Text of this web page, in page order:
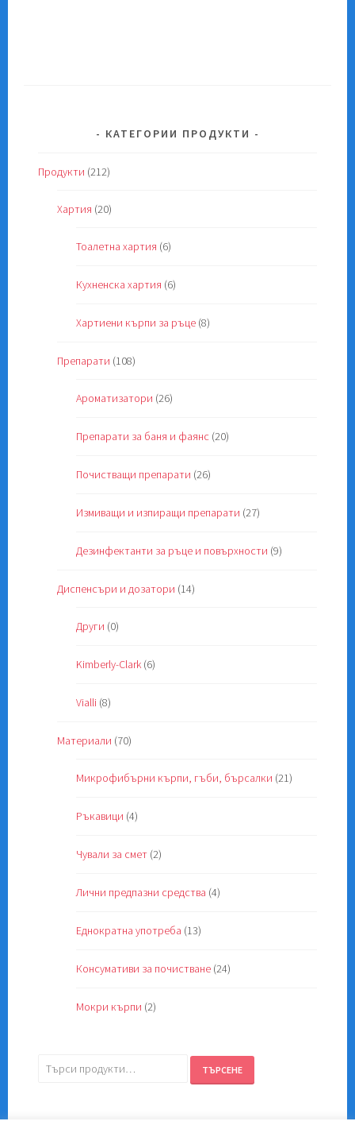
КАТЕГОРИИ ПРОДУКТИ
Продукти (212)
Хартия (20)
Тоалетна хартия (6)
Кухненска хартия (6)
Хартиени кърпи за ръце (8)
Препарати (108)
Ароматизатори (26)
Препарати за баня и фаянс (20)
Почистващи препарати (26)
Измиващи и изпиращи препарати (27)
Дезинфектанти за ръце и повърхности (9)
Диспенсъри и дозатори (14)
Други (0)
Kimberly-Clark (6)
Vialli (8)
Материали (70)
Микрофибърни кърпи, гъби, бърсалки (21)
Ръкавици (4)
Чували за смет (2)
Лични предпазни средства (4)
Еднократна употреба (13)
Консумативи за почистване (24)
Мокри кърпи (2)
Търсене
ТЪРСЕНЕ